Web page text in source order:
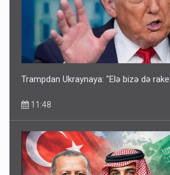
Trampdan Ukraynaya: "Elə bizə də raket
11:48